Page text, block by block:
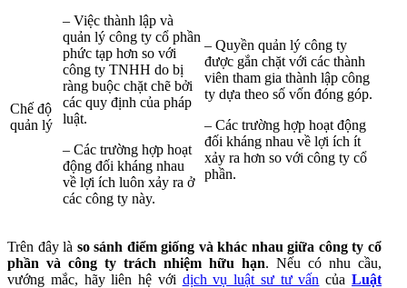
Chế độ
quản lý
– Việc thành lập và
quản lý công ty cổ phần
phức tạp hơn so với
công ty TNHH do bị
ràng buộc chặt chẽ bởi
các quy định của pháp
luật.
– Các trường hợp hoạt
động đối kháng nhau
về lợi ích luôn xảy ra ở
các công ty này.
– Quyền quản lý công ty
được gắn chặt với các thành
viên tham gia thành lập công
ty dựa theo số vốn đóng góp.
– Các trường hợp hoạt động
đối kháng nhau về lợi ích ít
xảy ra hơn so với công ty cổ
phần.
Trên đây là so sánh điểm giống và khác nhau giữa công ty cổ
phần và công ty trách nhiệm hữu hạn. Nếu có nhu cầu,
vướng mắc, hãy liên hệ với dịch vụ luật sư tư vấn củaLuật